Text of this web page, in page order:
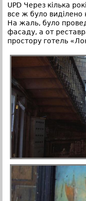
UPD Через кілька
все ж було
На жаль, було
фасаду, а от
простору готель